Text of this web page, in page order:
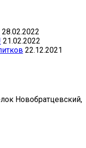
28.02.2022
21.02.2022
22.12.2021
Новобратцевский,